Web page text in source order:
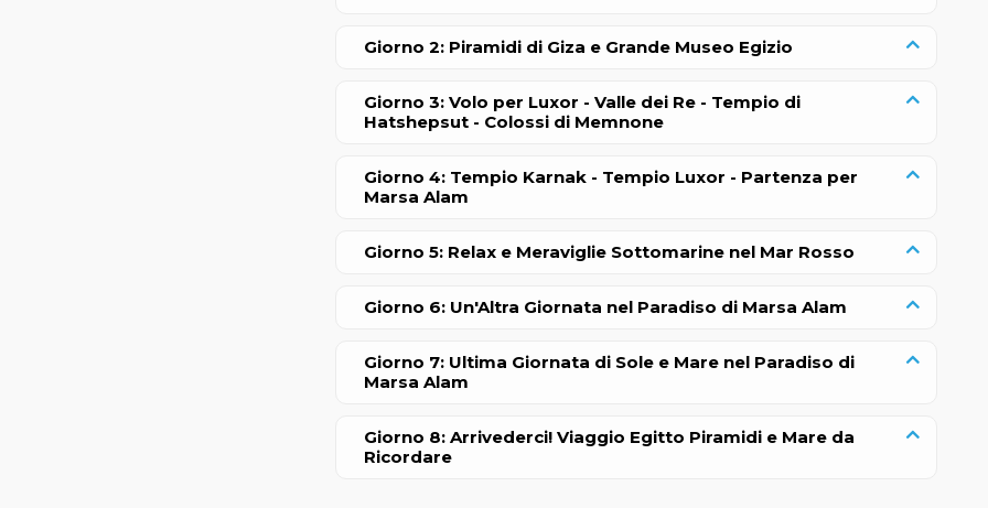
Giorno 2: Piramidi di Giza e Grande Museo Egizio
Giorno 3: Volo per Luxor - Valle dei Re - Tempio di
Hatshepsut - Colossi di Memnone
Giorno 4: Tempio Karnak - Tempio Luxor - Partenza per
Marsa Alam
Giorno 5: Relax e Meraviglie Sottomarine nel Mar Rosso
Giorno 6: Un'Altra Giornata nel Paradiso di Marsa Alam
Giorno 7: Ultima Giornata di Sole e Mare nel Paradiso di
Marsa Alam
Giorno 8: Arrivederci! Viaggio Egitto Piramidi e Mare da
Ricordare